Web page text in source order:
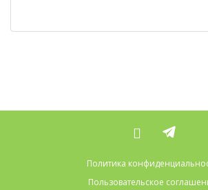
Политика
Пользовательское